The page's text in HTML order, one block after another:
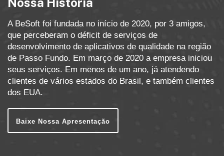
A BeSoft foi fundada no início de 2020, por 3 amigos,
que perceberam o déficit de serviços de
desenvolvimento de aplicativos de qualidade na região
de Passo Fundo. Em março de 2020 a empresa iniciou
seus serviços. Em menos de um ano, já atendendo
clientes de vários estados do Brasil, e também clientes
dos EUA.
Baixe Nossa Apresentação